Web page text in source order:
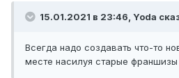
15.01.2021 в 23:46, Yoda
Всегда надо создавать что-то
месте насилуя старые франшизы